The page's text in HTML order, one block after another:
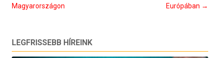
navigáció
Magyarországon
Európában →
LEGFRISSEBB HÍREINK